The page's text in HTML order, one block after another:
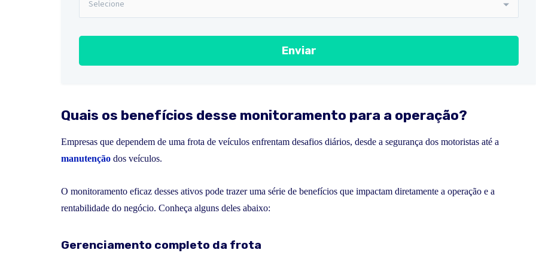
Quais os benefícios desse monitoramento para a operação?
Empresas que dependem de uma frota de veículos enfrentam desafios diários, desde a segurança dos motoristas até a
manutenção dos veículos.
O monitoramento eficaz desses ativos pode trazer uma série de benefícios que impactam diretamente a operação e a
rentabilidade do negócio. Conheça alguns deles abaixo:
Gerenciamento completo da frota